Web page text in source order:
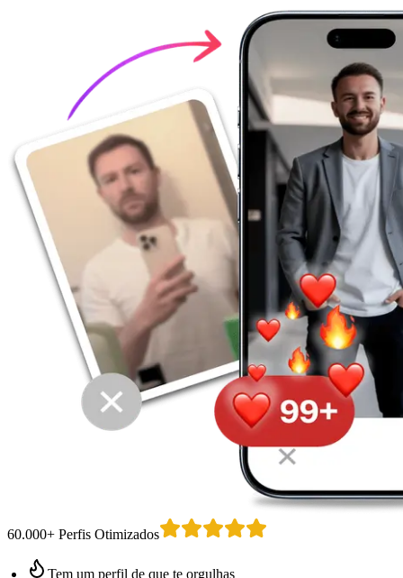
60.000+ Perfis Otimizados
Tem um perfil de que te orgulhas